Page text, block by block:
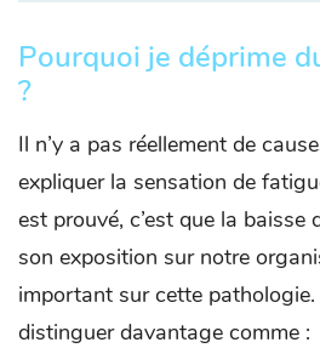
Pourquoi je déprime
?
Il n’y a pas réellement de
expliquer la sensation de
est prouvé, c’est que la baisse
son exposition sur notre
important sur cette
distinguer davantage comme :